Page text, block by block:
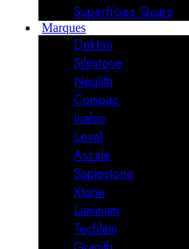
Superfícies Quars
Marques
Dekton
Silestone
Neolith
Compac
Inalco
Level
Ascale
Sapiestone
Xtone
Laminam
Techlam